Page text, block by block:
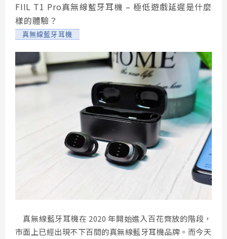
FIIL T1 Pro真無線藍牙耳機 – 極低遊戲延遲是什麼
樣的體驗？
真無線藍牙耳機
真無線藍牙耳機在 2020 年開始進入百花齊放的階段，
市面上已經出現不下百間的真無線藍牙耳機品牌。而今天